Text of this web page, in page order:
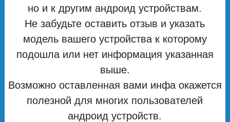
но и к другим андроид устройствам.
Не забудьте оставить отзыв и указать
модель вашего устройства к которому
подошла или нет информация указанная
выше.
Возможно оставленная вами инфа окажется
полезной для многих пользователей
андроид устройств.